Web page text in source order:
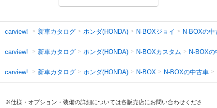
carview! 新車カタログ ホンダ(HONDA) N-BOXジョイ N-BOXの中
carview! 新車カタログ ホンダ(HONDA) N-BOXカスタム N-BOXの
carview! 新車カタログ ホンダ(HONDA) N-BOX N-BOXの中古車
※仕様・オプション・装備の詳細については各販売店にお問い合わせくださ